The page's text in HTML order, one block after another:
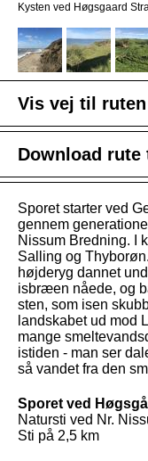
intro
Nyheder
Vejledning
Kysten ved Høgsgaard
Vis vej til ruten
Download
Sporet starter ved
gennem
Nissum Bredning. I
Salling og
højderyg dannet
isbræen nåede, og
sten, som isen
landskabet ud mod
mange
istiden - man ser
så vandet fra den
Sporet ved
Natursti ved Nr.
Sti på 2,5 km